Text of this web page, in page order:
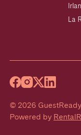
La
© 2026 GuestReady
Powered by